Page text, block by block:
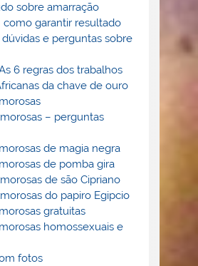
sobre amarração
como garantir resultado
e perguntas sobre
6 regras dos trabalhos
da chave de ouro
– perguntas
de magia negra
de pomba gira
de são Cipriano
do papiro Egipcio
gratuitas
homossexuais e
fotos